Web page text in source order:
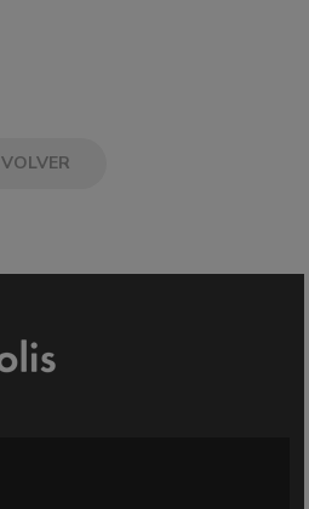
VOLVER